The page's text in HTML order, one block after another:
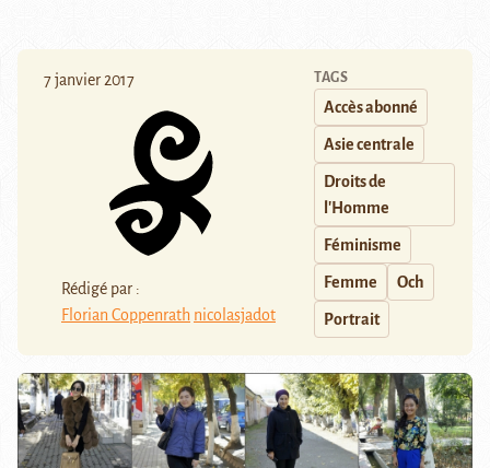
7 janvier 2017
Rédigé par :
Florian Coppenrath nicolasjadot
TAGS
Accès abonné
Asie centrale
Droits de
l'Homme
Féminisme
Femme Och
Portrait